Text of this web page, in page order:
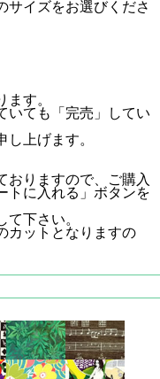
イズをお選びくださ
す。
いても「完売」してい
上げます。
おりますので、ご購入
トに入れる」ボタンを
下さい。
カットとなりますの